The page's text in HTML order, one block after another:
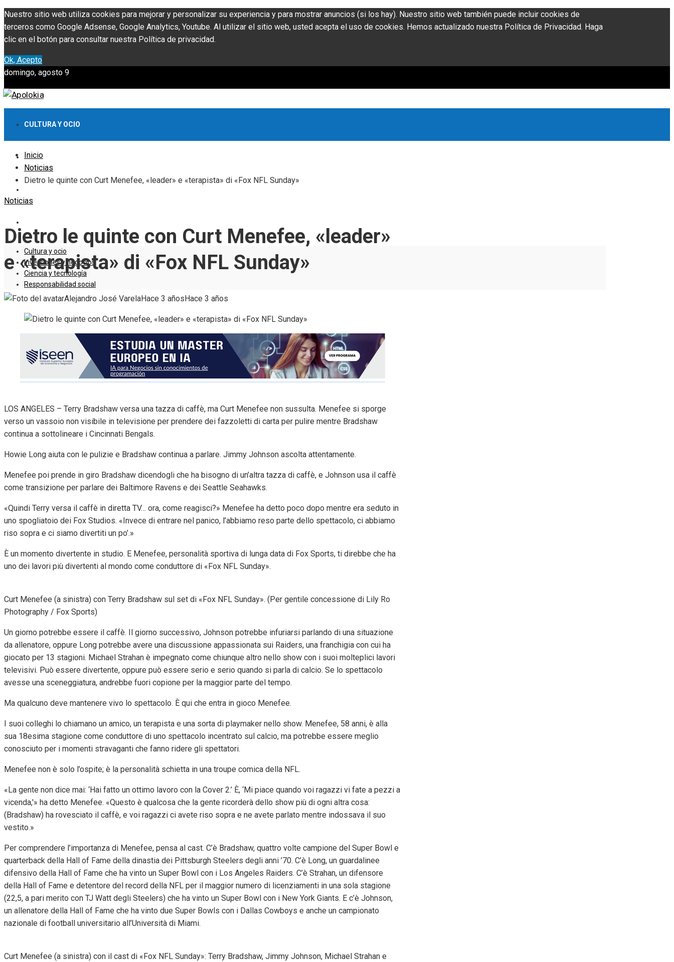
Nuestro sitio web utiliza cookies para mejorar y personalizar su experiencia y para mostrar anuncios (si los hay). Nuestro sitio web también puede incluir cookies de
terceros como Google Adsense, Google Analytics, Youtube. Al utilizar el sitio web, usted acepta el uso de cookies. Hemos actualizado nuestra Política de Privacidad. Haga
clic en el botón para consultar nuestra Política de privacidad.
Ok, Acepto
domingo, agosto 9
CULTURA Y OCIO
INVERSIONES Y NEGOCIOS
Cultura y ocio
Inversiones y negocios
Ciencia y tecnología
Responsabilidad social
Inicio
Noticias
Dietro le quinte con Curt Menefee, «leader» e «terapista» di «Fox NFL Sunday»
Noticias
Dietro le quinte con Curt Menefee, «leader»
e «terapista» di «Fox NFL Sunday»
Alejandro José VarelaHace 3 años Hace 3 años
LOS ANGELES – Terry Bradshaw versa una tazza di caffè, ma Curt Menefee non sussulta. Menefee si sporge
verso un vassoio non visibile in televisione per prendere dei fazzoletti di carta per pulire mentre Bradshaw
continua a sottolineare i Cincinnati Bengals.
Howie Long aiuta con le pulizie e Bradshaw continua a parlare. Jimmy Johnson ascolta attentamente.
Menefee poi prende in giro Bradshaw dicendogli che ha bisogno di un’altra tazza di caffè, e Johnson usa il caffè
come transizione per parlare dei Baltimore Ravens e dei Seattle Seahawks.
«Quindi Terry versa il caffè in diretta TV… ora, come reagisci?» Menefee ha detto poco dopo mentre era seduto in
uno spogliatoio dei Fox Studios. «Invece di entrare nel panico, l’abbiamo reso parte dello spettacolo, ci abbiamo
riso sopra e ci siamo divertiti un po’.»
È un momento divertente in studio. E Menefee, personalità sportiva di lunga data di Fox Sports, ti direbbe che ha
uno dei lavori più divertenti al mondo come conduttore di «Fox NFL Sunday».
Curt Menefee (a sinistra) con Terry Bradshaw sul set di «Fox NFL Sunday». (Per gentile concessione di Lily Ro
Photography / Fox Sports)
Un giorno potrebbe essere il caffè. Il giorno successivo, Johnson potrebbe infuriarsi parlando di una situazione
da allenatore, oppure Long potrebbe avere una discussione appassionata sui Raiders, una franchigia con cui ha
giocato per 13 stagioni. Michael Strahan è impegnato come chiunque altro nello show con i suoi molteplici lavori
televisivi. Può essere divertente, oppure può essere serio e serio quando si parla di calcio. Se lo spettacolo
avesse una sceneggiatura, andrebbe fuori copione per la maggior parte del tempo.
Ma qualcuno deve mantenere vivo lo spettacolo. È qui che entra in gioco Menefee.
I suoi colleghi lo chiamano un amico, un terapista e una sorta di playmaker nello show. Menefee, 58 anni, è alla
sua 18esima stagione come conduttore di uno spettacolo incentrato sul calcio, ma potrebbe essere meglio
conosciuto per i momenti stravaganti che fanno ridere gli spettatori.
Menefee non è solo l’ospite; è la personalità schietta in una troupe comica della NFL.
«La gente non dice mai: ‘Hai fatto un ottimo lavoro con la Cover 2.’ È, ‘Mi piace quando voi ragazzi vi fate a pezzi a
vicenda,'» ha detto Menefee. «Questo è qualcosa che la gente ricorderà dello show più di ogni altra cosa:
(Bradshaw) ha rovesciato il caffè, e voi ragazzi ci avete riso sopra e ne avete parlato mentre indossava il suo
vestito.»
Per comprendere l’importanza di Menefee, pensa al cast. C’è Bradshaw, quattro volte campione del Super Bowl e
quarterback della Hall of Fame della dinastia dei Pittsburgh Steelers degli anni ’70. C’è Long, un guardalinee
difensivo della Hall of Fame che ha vinto un Super Bowl con i Los Angeles Raiders. C’è Strahan, un difensore
della Hall of Fame e detentore del record della NFL per il maggior numero di licenziamenti in una sola stagione
(22,5, a pari merito con TJ Watt degli Steelers) che ha vinto un Super Bowl con i New York Giants. E c’è Johnson,
un allenatore della Hall of Fame che ha vinto due Super Bowls con i Dallas Cowboys e anche un campionato
nazionale di football universitario all’Università di Miami.
Curt Menefee (a sinistra) con il cast di «Fox NFL Sunday»: Terry Bradshaw, Jimmy Johnson, Michael Strahan e